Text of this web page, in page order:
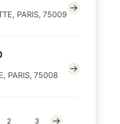
PARIS, 75009
PARIS, 75008
2 3